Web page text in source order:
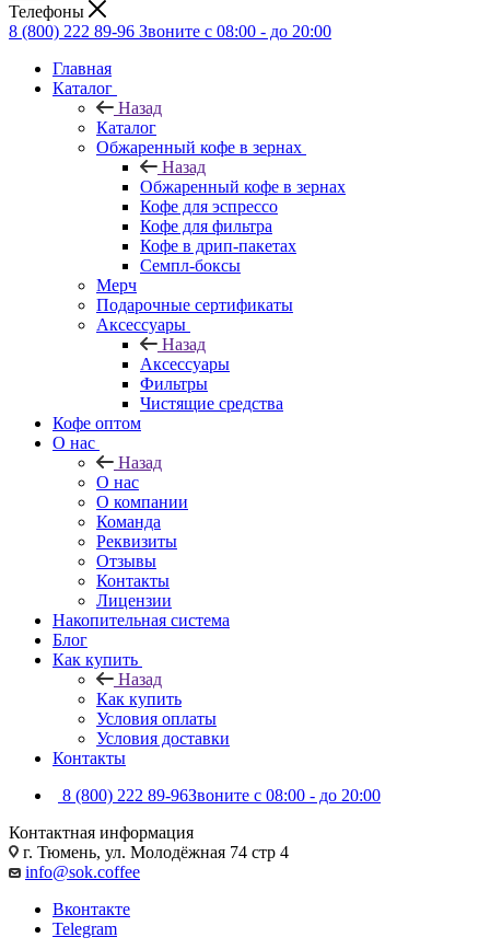
Телефоны
8 (800) 222 89-96 Звоните с 08:00 - до 20:00
Главная
Каталог
Назад
Каталог
Обжаренный кофе в зернах
Назад
Обжаренный кофе в зернах
Кофе для эспрессо
Кофе для фильтра
Кофе в дрип-пакетах
Семпл-боксы
Мерч
Подарочные сертификаты
Аксессуары
Назад
Аксессуары
Фильтры
Чистящие средства
Кофе оптом
О нас
Назад
О нас
О компании
Команда
Реквизиты
Отзывы
Контакты
Лицензии
Накопительная система
Блог
Как купить
Назад
Как купить
Условия оплаты
Условия доставки
Контакты
8 (800) 222 89-96Звоните с 08:00 - до 20:00
Контактная информация
г. Тюмень, ул. Молодёжная 74 стр 4
info@sok.coffee
Вконтакте
Telegram